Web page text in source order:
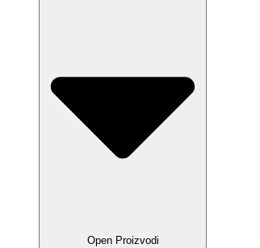
Open Proizvodi